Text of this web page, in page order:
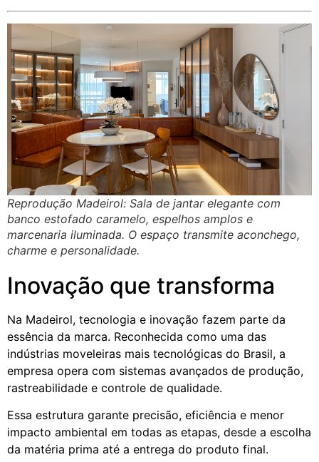
Reprodução Madeirol: Sala de jantar elegante com
banco estofado caramelo, espelhos amplos e
marcenaria iluminada. O espaço transmite aconchego,
charme e personalidade.
Inovação que transforma
Na Madeirol, tecnologia e inovação fazem parte da
essência da marca. Reconhecida como uma das
indústrias moveleiras mais tecnológicas do Brasil, a
empresa opera com sistemas avançados de produção,
rastreabilidade e controle de qualidade.
Essa estrutura garante precisão, eficiência e menor
impacto ambiental em todas as etapas, desde a escolha
da matéria prima até a entrega do produto final.